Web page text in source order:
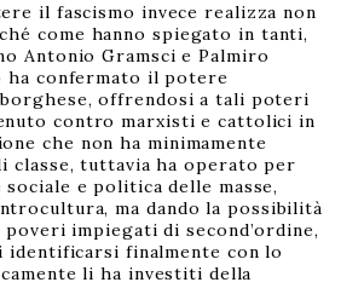
il fascismo invece realizza non
come hanno spiegato in tanti,
Antonio Gramsci e Palmiro
ha confermato il potere
offrendosi a tali poteri
contro marxisti e cattolici in
che non ha minimamente
tuttavia ha operato per
e politica delle masse,
ma dando la possibilità
impiegati di second’ordine,
identificarsi finalmente con lo
li ha investiti della